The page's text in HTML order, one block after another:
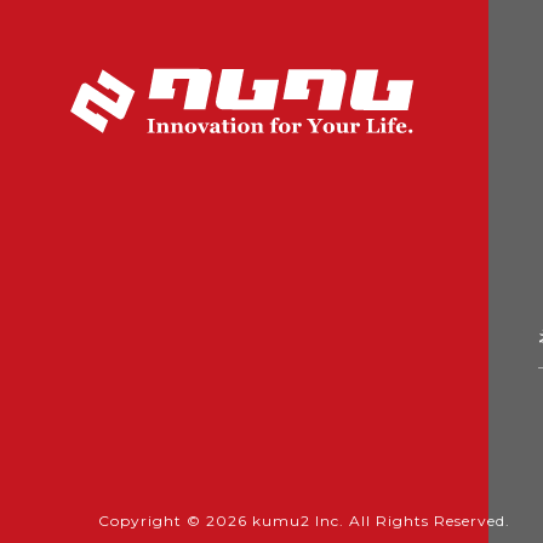
Copyright © 2026 kumu2 Inc. All Rights Reserved.